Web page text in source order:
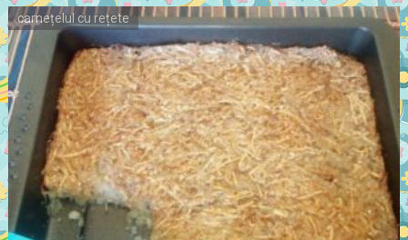
carnețelul cu rețete